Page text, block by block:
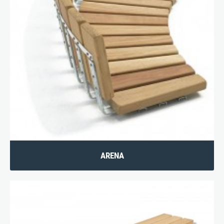
Impressum|Datenschutz|AGB
ARENA